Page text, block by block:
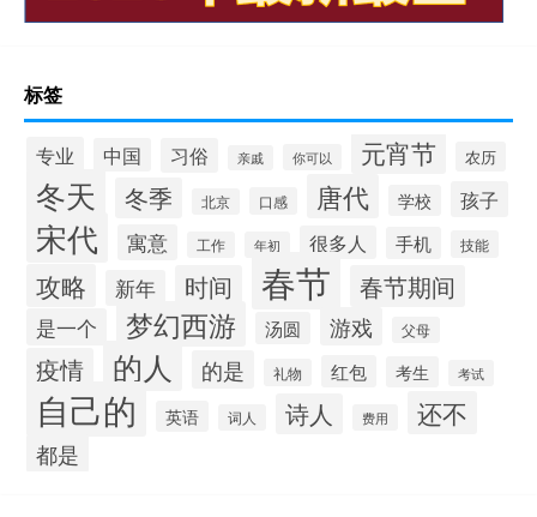
标签
专业 中国 习俗 亲戚 你可以 元宵节 农历
冬天 冬季 北京 口感 唐代 学校 孩子
宋代 寓意 工作 年初 很多人 手机 技能
攻略 新年 时间 春节 春节期间
是一个 梦幻西游 汤圆 游戏 父母
疫情 的人 的是 礼物 红包 考生 考试
自己的 英语 词人 诗人 费用 还不
都是